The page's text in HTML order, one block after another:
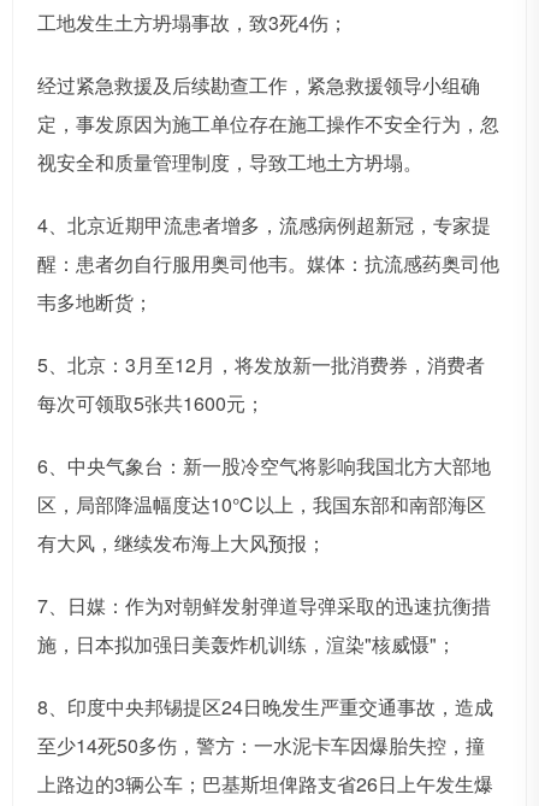
工地发生土方坍塌事故，致3死4伤；
经过紧急救援及后续勘查工作，紧急救援领导小组确
定，事发原因为施工单位存在施工操作不安全行为，忽
视安全和质量管理制度，导致工地土方坍塌。
4、北京近期甲流患者增多，流感病例超新冠，专家提
醒：患者勿自行服用奥司他韦。媒体：抗流感药奥司他
韦多地断货；
5、北京：3月至12月，将发放新一批消费券，消费者
每次可领取5张共1600元；
6、中央气象台：新一股冷空气将影响我国北方大部地
区，局部降温幅度达10℃以上，我国东部和南部海区
有大风，继续发布海上大风预报；
7、日媒：作为对朝鲜发射弹道导弹采取的迅速抗衡措
施，日本拟加强日美轰炸机训练，渲染"核威慑"；
8、印度中央邦锡提区24日晚发生严重交通事故，造成
至少14死50多伤，警方：一水泥卡车因爆胎失控，撞
上路边的3辆公车；巴基斯坦俾路支省26日上午发生爆